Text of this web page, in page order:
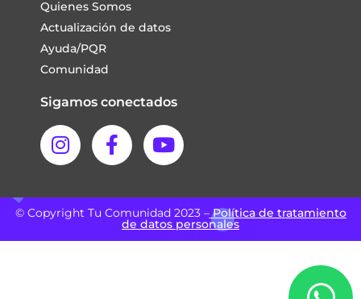
Quienes Somos
Actualización de datos
Ayuda/PQR
Comunidad
Sigamos conectados
© Copyright Tu Comunidad 2023 – Política de tratamiento
de datos personales